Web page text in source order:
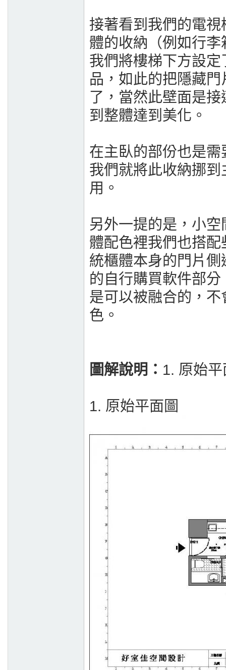
接著看到我們的電
體的收納（例如行
我們將樓梯下方設
品，如此的把隱藏
了，當然此壁面是
到整體達到美化。
在主臥的部份也是
我們就將此收納挪
用。
另外一提的是，小
體配色裡我們也搭
統櫃體本身的門片
的自行購買軟件部
是可以被融合的，
色。
圖解說明： 1. 原始
1. 原始平面圖